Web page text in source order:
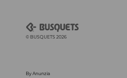
© BUSQUETS 2026
By Anunzia